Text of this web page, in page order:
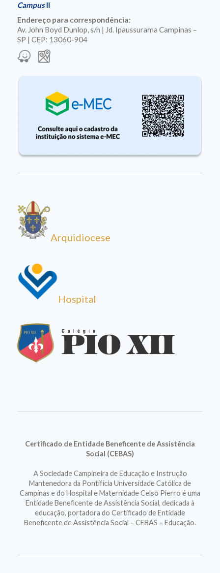
CampusII
Endereço para correspondência:
Av. John Boyd Dunlop, s/n | Jd. Ipaussurama Campinas –
SP | CEP: 13060-904
Arquidiocese
Hospital
Certificado de Entidade Beneficente de Assistência
Social (CEBAS)
A Sociedade Campineira de Educação e Instrução
Mantenedora da Pontifícia Universidade Católica de
Campinas e do Hospital e Maternidade Celso Pierro é uma
Entidade Beneficente de Assistência Social, dedicada à
educação, portadora do Certificado de Entidade
Beneficente de Assistência Social – CEBAS – Educação.